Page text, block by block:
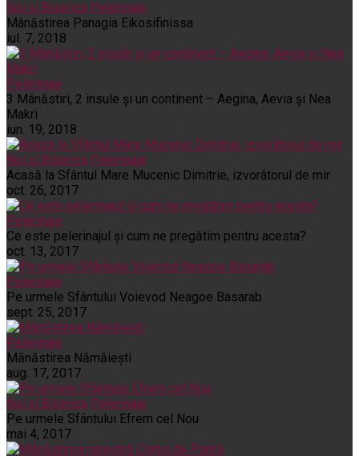
Noi și Biserica Pelerinaje
Mânăstirea Panagia Eikosifinissa
iul. 7, 2018
Pelerinaje
3 Mânăstiri, 2 insule și un continent – Aegina, Aevia și Nea
Makri
iun. 19, 2018
Noi și Biserica Pelerinaje
Acasă la Sfântul Mare Mucenic Dimitrie, izvorâtorul de mir
oct. 26, 2017
Pelerinaje
Ce este pelerinajul şi cum ne pregătim pentru acesta?
oct. 13, 2017
Pelerinaje
Pe urmele Sfântului Voievod Neagoe Basarab
sept. 25, 2017
Pelerinaje
Mănăstirea Nămăiești
aug. 17, 2017
Noi și Biserica Pelerinaje
Pe urmele Sfântului Efrem cel Nou
mai 4, 2017